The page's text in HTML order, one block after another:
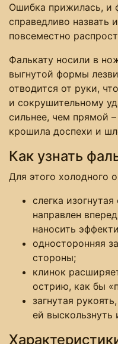
Ошибка прижилась, и
справедливо назвать
повсеместно
Фалькату носили в
выгнутой формы
отводится от руки,
и сокрушительному
сильнее, чем прямой
крошила доспехи и
Как узнать
Для этого холодного
слегка
направлен
наносить
односторонняя
стороны;
клинок
острию, как бы
загнутая
ей выскользнуть